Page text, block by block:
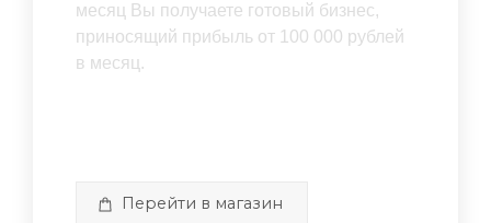
месяц Вы получаете готовый бизнес,
приносящий прибыль от 100 000 рублей
в месяц.
Перейти в магазин